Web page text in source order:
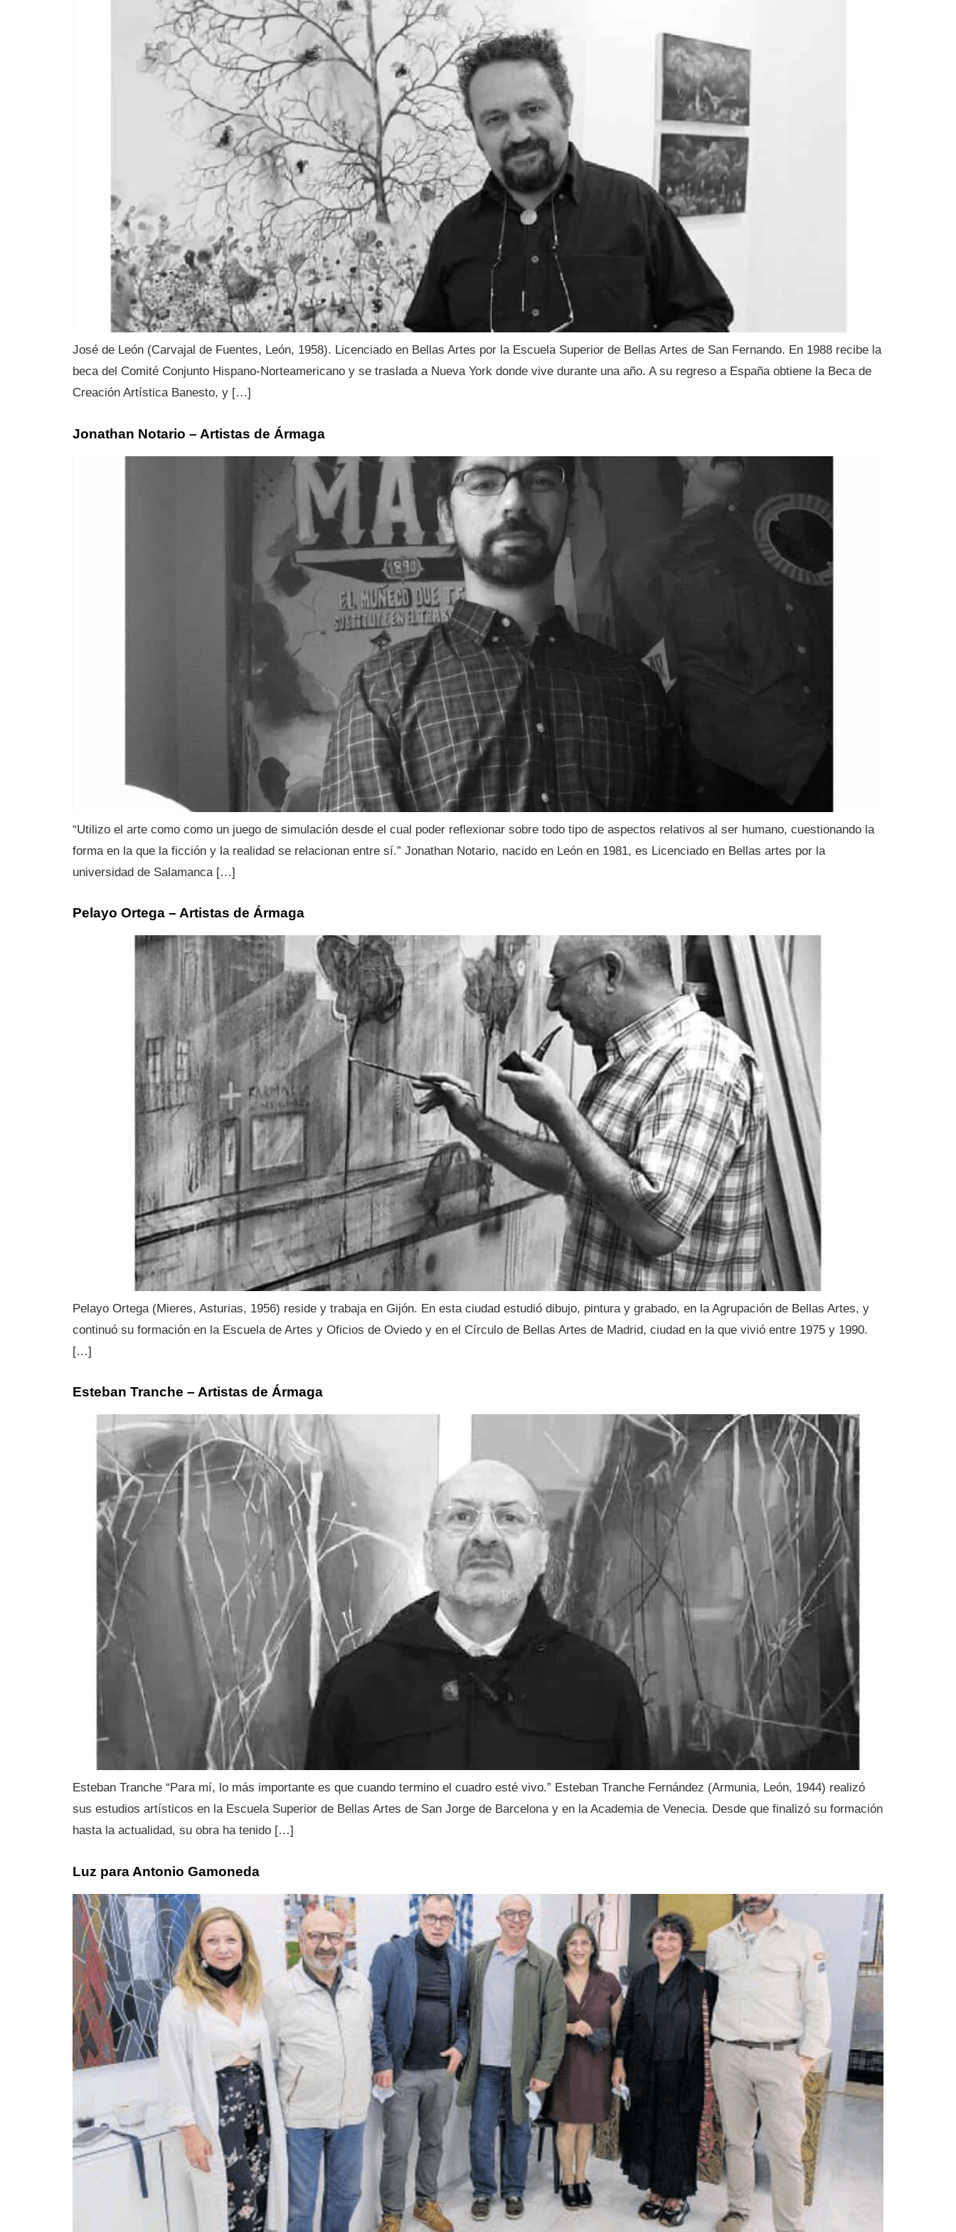
José de León (Carvajal de Fuentes, León, 1958). Licenciado en Bellas Artes por la Escuela Superior de Bellas Artes de San Fernando. En 1988 recibe la
beca del Comité Conjunto Hispano-Norteamericano y se traslada a Nueva York donde vive durante una año. A su regreso a España obtiene la Beca de
Creación Artística Banesto, y […]
Jonathan Notario – Artistas de Ármaga
“Utilizo el arte como como un juego de simulación desde el cual poder reflexionar sobre todo tipo de aspectos relativos al ser humano, cuestionando la
forma en la que la ficción y la realidad se relacionan entre sí.” Jonathan Notario, nacido en León en 1981, es Licenciado en Bellas artes por la
universidad de Salamanca […]
Pelayo Ortega – Artistas de Ármaga
Pelayo Ortega (Mieres, Asturias, 1956) reside y trabaja en Gijón. En esta ciudad estudió dibujo, pintura y grabado, en la Agrupación de Bellas Artes, y
continuó su formación en la Escuela de Artes y Oficios de Oviedo y en el Círculo de Bellas Artes de Madrid, ciudad en la que vivió entre 1975 y 1990.
[…]
Esteban Tranche – Artistas de Ármaga
Esteban Tranche “Para mí, lo más importante es que cuando termino el cuadro esté vivo.” Esteban Tranche Fernández (Armunia, León, 1944) realizó
sus estudios artísticos en la Escuela Superior de Bellas Artes de San Jorge de Barcelona y en la Academia de Venecia. Desde que finalizó su formación
hasta la actualidad, su obra ha tenido […]
Luz para Antonio Gamoneda